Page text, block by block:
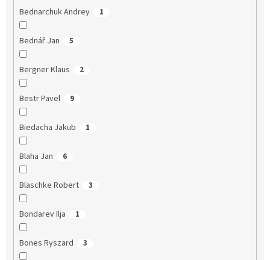
Bednarchuk Andrey 1
Bednář Jan 5
Bergner Klaus 2
Bestr Pavel 9
Biedacha Jakub 1
Blaha Jan 6
Blaschke Robert 3
Bondarev Ilja 1
Bones Ryszard 3